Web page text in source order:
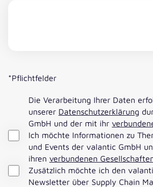
*Pflichtfelder
Die Verarbeitung Ihrer Daten
unserer Datenschutzerklärung
GmbH und der mit ihr
Ich möchte Informationen zu
und Events der valantic GmbH
ihren verbundenen
Zusätzlich möchte ich den
Newsletter über Supply Chain